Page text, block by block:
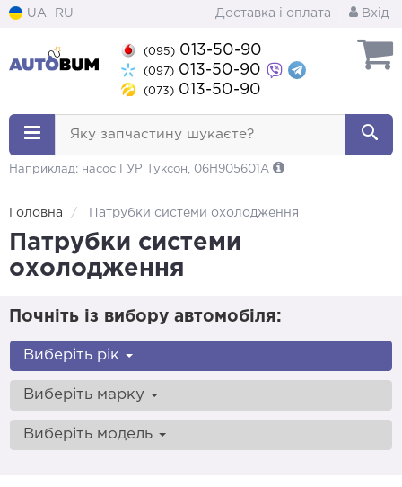
UA RU Доставка і оплата Вхід
(095) 013-50-90
(097) 013-50-90
(073) 013-50-90
Яку запчастину шукаєте?
Наприклад: насос ГУР Туксон, 06H905601A
Головна Патрубки системи охолодження
Патрубки системи
охолодження
Почніть із вибору автомобіля:
Виберіть рік
Виберіть марку
Виберіть модель